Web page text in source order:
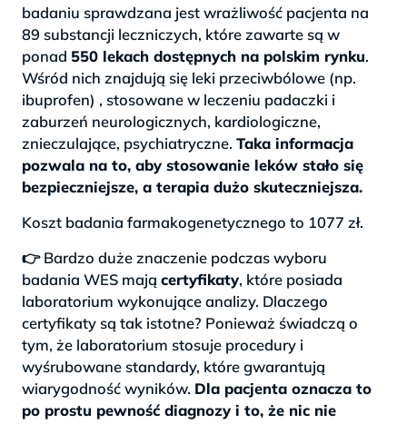
badaniu sprawdzana jest wrażliwość pacjenta na
89 substancji leczniczych, które zawarte są w
ponad 550 lekach dostępnych na polskim rynku.
Wśród nich znajdują się leki przeciwbólowe (np.
ibuprofen) , stosowane w leczeniu padaczki i
zaburzeń neurologicznych, kardiologiczne,
znieczulające, psychiatryczne. Taka informacja
pozwala na to, aby stosowanie leków stało się
bezpieczniejsze, a terapia dużo skuteczniejsza.
Koszt badania farmakogenetycznego to 1077 zł.
👉 Bardzo duże znaczenie podczas wyboru
badania WES mają certyfikaty, które posiada
laboratorium wykonujące analizy. Dlaczego
certyfikaty są tak istotne? Ponieważ świadczą o
tym, że laboratorium stosuje procedury i
wyśrubowane standardy, które gwarantują
wiarygodność wyników. Dla pacjenta oznacza to
po prostu pewność diagnozy i to, że nic nie